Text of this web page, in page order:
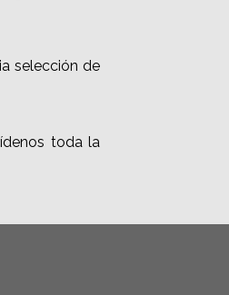
selección de
toda la